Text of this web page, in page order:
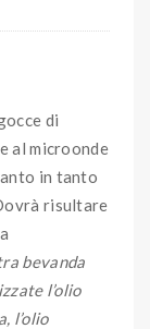
di
al microonde
in tanto
risultare
bevanda
l’olio
l’olio